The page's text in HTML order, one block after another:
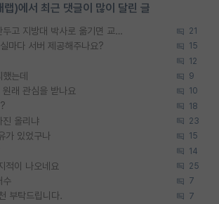
랩)에서 최근 댓글이 많이 달린 글
SSH 박사과정을 그만두고 지방대 박사로 옮기면 교수의 꿈은 끝일까요? 21
마다 서버 제공해주나요? 15
12
는데 9
래 관심을 받나요 10
18
진 올리냐 23
가 있었구나 15
14
적이 나오네요 25
수 7
부탁드립니다. 7